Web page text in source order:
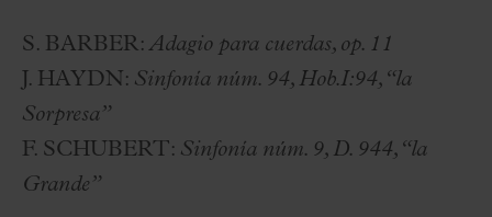
S. BARBER:Adagio para cuerdas, op. 11
J. HAYDN: Sinfonía núm. 94, Hob.I:94, “la
Sorpresa”
F. SCHUBERT: Sinfonía núm. 9, D. 944, “la
Grande”